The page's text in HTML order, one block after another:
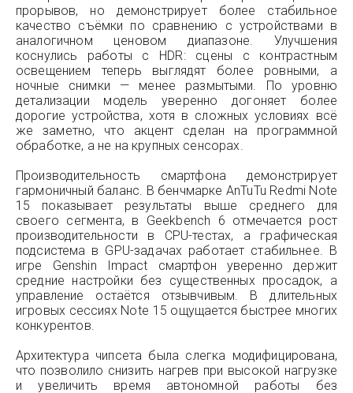
прорывов, но демонстрирует более стабильное
качество съёмки по сравнению с устройствами в
аналогичном ценовом диапазоне. Улучшения
коснулись работы с HDR: сцены с контрастным
освещением теперь выглядят более ровными, а
ночные снимки — менее размытыми. По уровню
детализации модель уверенно догоняет более
дорогие устройства, хотя в сложных условиях всё
же заметно, что акцент сделан на программной
обработке, а не на крупных сенсорах.
Производительность смартфона демонстрирует
гармоничный баланс. В бенчмарке AnTuTu Redmi Note
15 показывает результаты выше среднего для
своего сегмента, в Geekbench 6 отмечается рост
производительности в CPU-тестах, а графическая
подсистема в GPU-задачах работает стабильнее. В
игре Genshin Impact смартфон уверенно держит
средние настройки без существенных просадок, а
управление остаётся отзывчивым. В длительных
игровых сессиях Note 15 ощущается быстрее многих
конкурентов.
Архитектура чипсета была слегка модифицирована,
что позволило снизить нагрев при высокой нагрузке
и увеличить время автономной работы без